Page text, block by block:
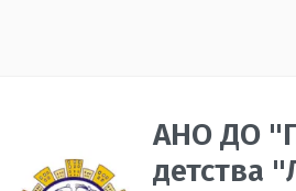
АНО ДО
детства